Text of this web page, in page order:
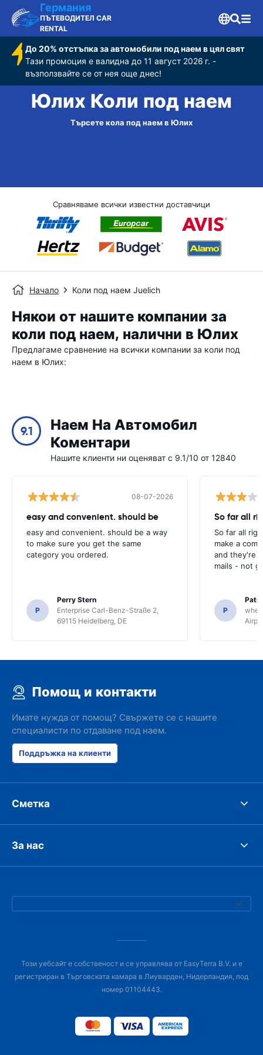
Германия
ПЪТЕВОДИТЕЛ CAR
RENTAL
До 20% отстъпка за автомобили под наем в цял свят
Тази промоция е валидна до 11 август 2026 г. -
възползвайте се от нея още днес!
Юлих Коли под наем
Търсете кола под наем в Юлих
Сравняваме всички известни доставчици
Начало Коли под наем Juelich
Някои от нашите компании за
коли под наем, налични в Юлих
Предлагаме сравнение на всички компании за коли под
наем в Юлих:
9.1
Наем На Автомобил
Коментари
Нашите клиенти ни оценяват с 9.1/10 от 12840
08-07-2026
easy and convenient. should be
easy and convenient. should be a way
to make sure you get the same
category you ordered.
P
Perry Stern
Enterprise Carl-Benz-Straße 2,
69115 Heidelberg, DE
So far all
So far all
make a
and they're
mails - not
P
Помощ и контакти
Имате нужда от помощ? Свържете се с нашите
специалисти по отдаване под наем.
Поддръжка на клиенти
Сметка
За нас
Този уебсайт е собственост и се управлява от EasyTerra B.V. и е
регистриран в Търговската камара в Лиуварден, Нидерландия, под
номер 01104443.